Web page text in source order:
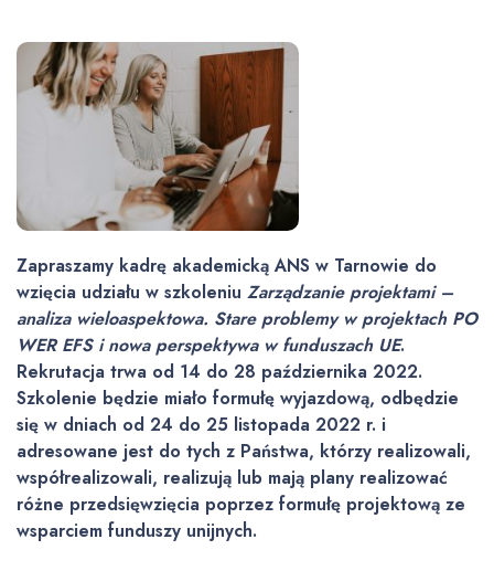
Zapraszamy kadrę akademicką ANS w Tarnowie do
wzięcia udziału w szkoleniu Zarządzanie projektami –
analiza wieloaspektowa. Stare problemy w projektach PO
WER EFS i nowa perspektywa w funduszach UE.
Rekrutacja trwa od 14 do 28 października 2022.
Szkolenie będzie miało formułę wyjazdową, odbędzie
się w dniach od 24 do 25 listopada 2022 r. i
adresowane jest do tych z Państwa, którzy realizowali,
współrealizowali, realizują lub mają plany realizować
różne przedsięwzięcia poprzez formułę projektową ze
wsparciem funduszy unijnych.